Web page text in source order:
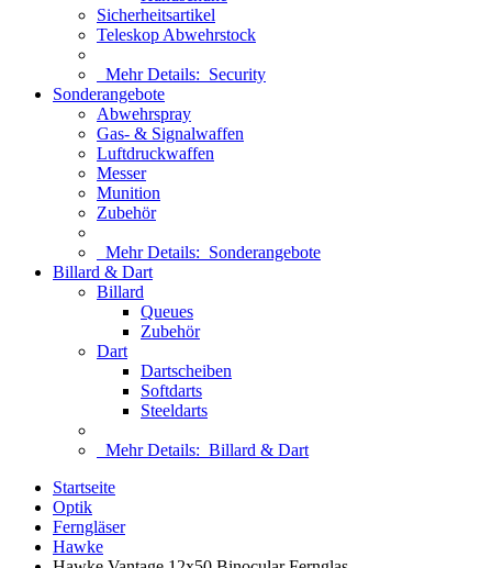
Sicherheitsartikel
Teleskop Abwehrstock
Mehr Details: Security
Sonderangebote
Abwehrspray
Gas- & Signalwaffen
Luftdruckwaffen
Messer
Munition
Zubehör
Mehr Details: Sonderangebote
Billard & Dart
Billard
Queues
Zubehör
Dart
Dartscheiben
Softdarts
Steeldarts
Mehr Details: Billard & Dart
Startseite
Optik
Ferngläser
Hawke